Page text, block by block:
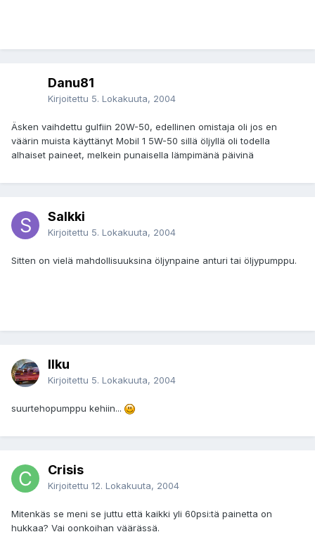
Danu81
Kirjoitettu 5. Lokakuuta, 2004
Äsken vaihdettu gulfiin 20W-50, edellinen omistaja oli jos en
väärin muista käyttänyt Mobil 1 5W-50 sillä öljyllä oli todella
alhaiset paineet, melkein punaisella lämpimänä päivinä
Salkki
Kirjoitettu 5. Lokakuuta, 2004
Sitten on vielä mahdollisuuksina öljynpaine anturi tai öljypumppu.
Ilku
Kirjoitettu 5. Lokakuuta, 2004
suurtehopumppu kehiin...
Crisis
Kirjoitettu 12. Lokakuuta, 2004
Mitenkäs se meni se juttu että kaikki yli 60psi:tä painetta on
hukkaa? Vai oonkoihan väärässä.